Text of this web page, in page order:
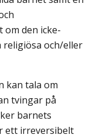
om den icke-
religiösa och/eller
kan tala om
tvingar på
barnets
ett irreversibelt